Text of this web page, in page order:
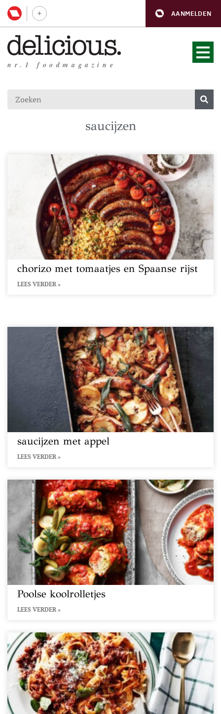
AANMELDEN
nr.1 foodmagazine
saucijzen
chorizo met tomaatjes en Spaanse rijst
LEES VERDER »
saucijzen met appel
LEES VERDER »
Poolse koolrolletjes
LEES VERDER »